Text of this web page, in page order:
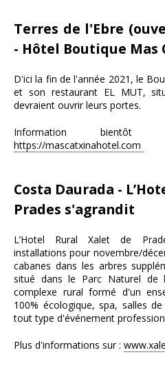
Terres de l'Ebre
- Hôtel Boutique
D'ici la fin de l'année 2021, le
et son restaurant EL MUT,
devraient ouvrir leurs portes.
Information
https://mascatxinahotel.com
Costa Daurada -
Prades s'agrandit
L’Hotel Rural Xalet de
installations pour novembre/
cabanes dans les arbres
situé dans le Parc Naturel de
complexe rural formé d'un
100% écologique, spa, salles
tout type d'événement
Plus d'informations sur :